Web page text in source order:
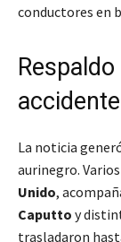
conductores en
accidente
La noticia
aurinegro.
Unido,
Caputto y
trasladaron